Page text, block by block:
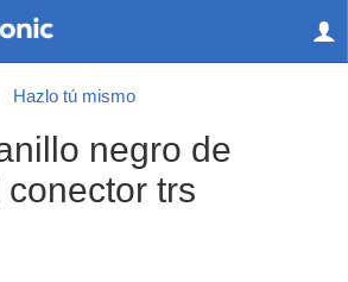
Hazlo tú mismo
negro de
trs